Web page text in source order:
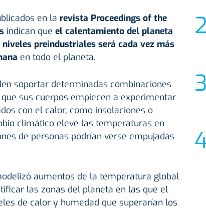
en la revista Proceedings of the
indican que el calentamiento del planeta
niveles preindustriales será cada vez más
en todo el planeta.
soportar determinadas combinaciones
sus cuerpos empiecen a experimentar
con el calor, como insolaciones o
climático eleve las temperaturas en
de personas podrían verse empujadas
aumentos de la temperatura global
las zonas del planeta en las que el
de calor y humedad que superarían los